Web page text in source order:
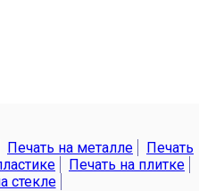
Печать на металле
Печать
Печать на плитке
стекле